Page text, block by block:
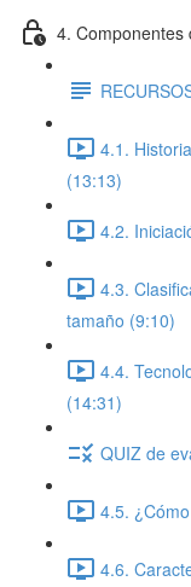
4. Componentes
4.1.
(13:13)
4.2.
4.3.
tamaño (9:10)
4.4.
(14:31)
QUIZ de
4.5.
4.6.